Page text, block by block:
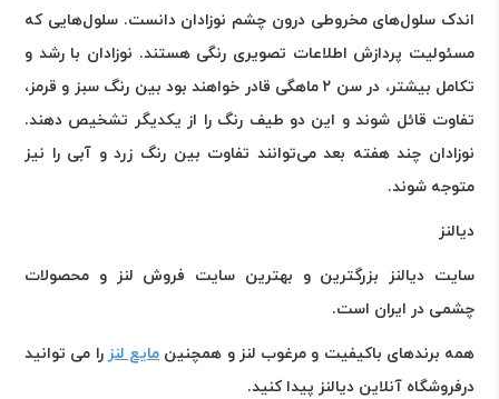
اندک سلول‌های مخروطی درون چشم نوزادان دانست. سلول‌هایی که
مسئولیت پردازش اطلاعات تصویری رنگی هستند. نوزادان با رشد و
تکامل بیشتر، در سن ۲ ماهگی قادر خواهند بود بین رنگ سبز و قرمز،
تفاوت قائل شوند و این دو طیف رنگ را از یکدیگر تشخیص دهند.
نوزادان چند هفته بعد می‌توانند تفاوت بین رنگ زرد و آبی را نیز
متوجه شوند.
دیالنز
سایت دیالنز بزرگترین و بهترین سایت فروش لنز و محصولات
چشمی در ایران است.
همه برندهای باکیفیت و مرغوب لنز و همچنین مایع لنز را می توانید
درفروشگاه آنلاین دیالنز پیدا کنید.